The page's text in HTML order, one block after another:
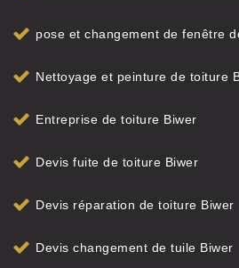
pose et changement de fenêtre
Nettoyage et peinture de toiture
Entreprise de toiture Biwer
Devis fuite de toiture Biwer
Devis réparation de toiture Biwer
Devis changement de tuile Biwer